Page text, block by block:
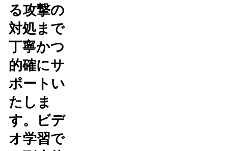
る攻撃の
対処まで
丁寧かつ
的確にサ
ポートい
たしま
す。ビデ
オ学習で